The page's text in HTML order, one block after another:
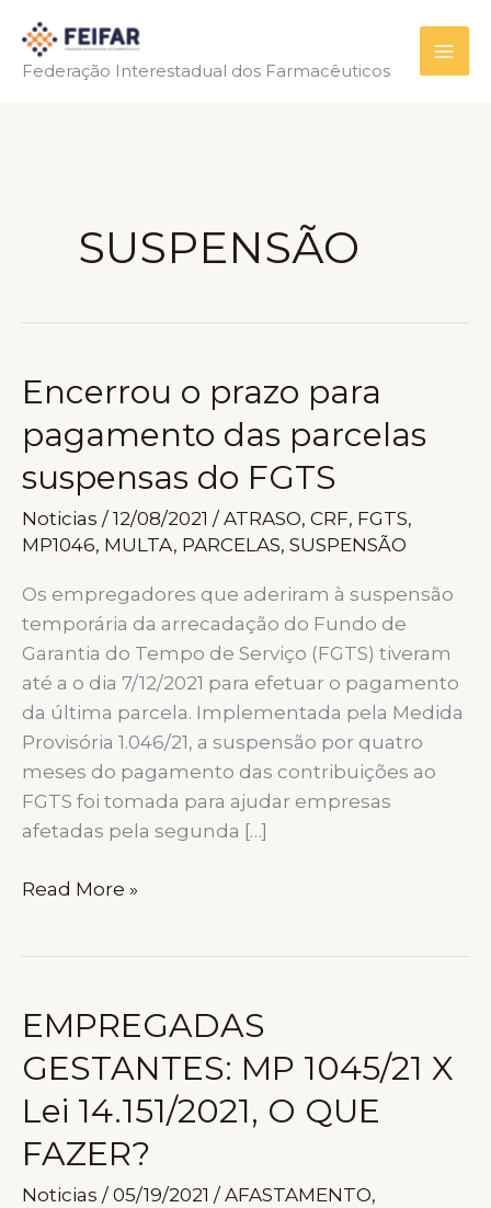
para
Federação Interestadual dos Farmacêuticos
SUSPENSÃO
Encerrou o prazo para
pagamento das parcelas
suspensas do FGTS
Noticias /12/08/2021 /ATRASO, CRF, FGTS,
MP1046, MULTA, PARCELAS, SUSPENSÃO
Os empregadores que aderiram à suspensão
temporária da arrecadação do Fundo de
Garantia do Tempo de Serviço (FGTS) tiveram
até a o dia 7/12/2021 para efetuar o pagamento
da última parcela. Implementada pela Medida
Provisória 1.046/21, a suspensão por quatro
meses do pagamento das contribuições ao
FGTS foi tomada para ajudar empresas
afetadas pela segunda […]
Encerrou
das
parcelas
suspensas
do
FGTS
Read More »
EMPREGADAS
GESTANTES: MP 1045/21 X
Lei 14.151/2021, O QUE
FAZER?
Noticias /05/19/2021 /AFASTAMENTO,